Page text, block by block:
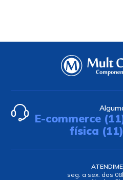
Clip Adesivo RA9
R$ 1,08
%